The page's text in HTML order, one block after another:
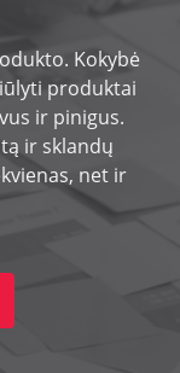
Kokybė
produktai
ir pinigus.
ir sklandų
net ir